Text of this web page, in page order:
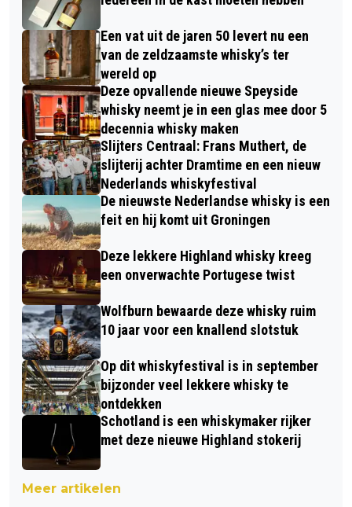
Een vat uit de jaren 50 levert nu een
van de zeldzaamste whisky’s ter
wereld op
Deze opvallende nieuwe Speyside
whisky neemt je in een glas mee door 5
decennia whisky maken
Slijters Centraal: Frans Muthert, de
slijterij achter Dramtime en een nieuw
Nederlands whiskyfestival
De nieuwste Nederlandse whisky is een
feit en hij komt uit Groningen
Deze lekkere Highland whisky kreeg
een onverwachte Portugese twist
Wolfburn bewaarde deze whisky ruim
10 jaar voor een knallend slotstuk
Op dit whiskyfestival is in september
bijzonder veel lekkere whisky te
ontdekken
Schotland is een whiskymaker rijker
met deze nieuwe Highland stokerij
Meer artikelen